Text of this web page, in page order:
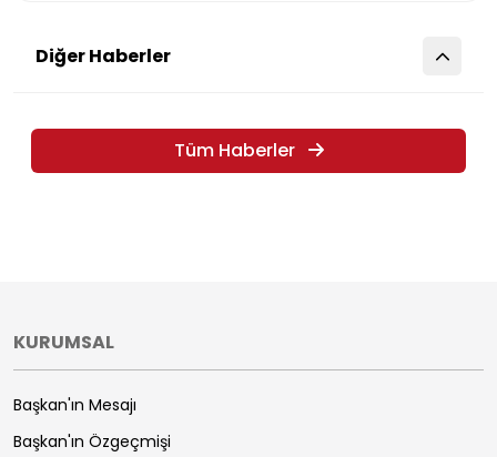
Diğer Haberler
Tüm Haberler
KURUMSAL
Başkan'ın Mesajı
Başkan'ın Özgeçmişi